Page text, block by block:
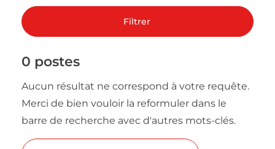
Filtrer
0 postes
Aucun résultat ne correspond à votre requête.
Merci de bien vouloir la reformuler dans le
barre de recherche avec d'autres mots-clés.